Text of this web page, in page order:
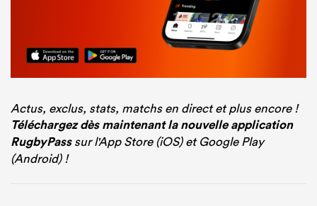
Actus, exclus, stats, matchs en direct et plus encore !
Téléchargez dès maintenant la nouvelle application
RugbyPasssur l'App Store (iOS) et Google Play
(Android) !